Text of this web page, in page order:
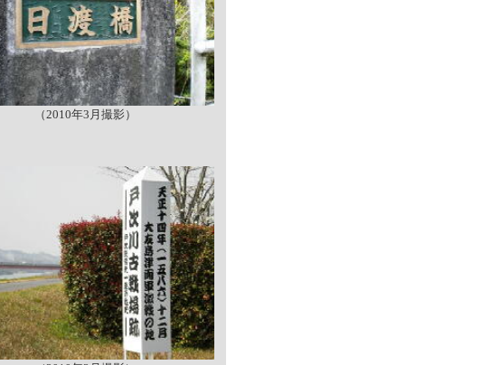
（2010年3月撮影）